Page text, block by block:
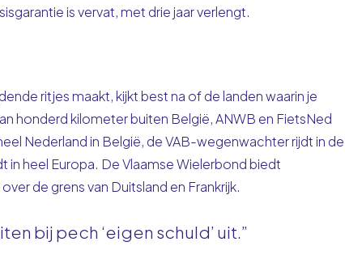
is vervat, met drie jaar verlengt.
ritjes maakt, kijkt best na of de landen waarin je
honderd kilometer buiten België, ANWB en FietsNed
Nederland in België, de VAB-wegenwachter rijdt in de
in heel Europa. De Vlaamse Wielerbond biedt
de grens van Duitsland en Frankrijk.
bij pech ‘eigen schuld’ uit.”